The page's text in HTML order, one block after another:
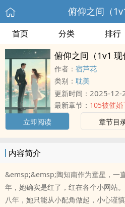
俯仰之间（
首页 分类 排行
俯仰之间（1v1 现
作者： 宿芦花
类别： 耽美
更新时间： 2025-12-
最新章节： 105被催婚
立即阅读
章节目
内容简介
&emsp;&emsp;陶知南作为童星，一
年，她确实是红了，红在各个小网站
八年，她只能从小配角做起，小心谨